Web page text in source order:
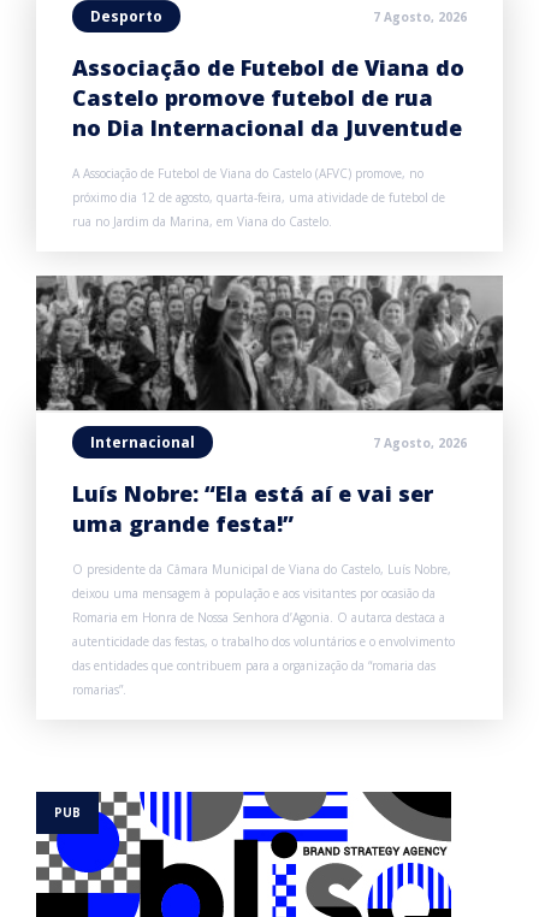
Desporto 7 Agosto, 2026
Associação de Futebol de Viana do
Castelo promove futebol de rua
no Dia Internacional da Juventude
A Associação de Futebol de Viana do Castelo (AFVC) promove, no
próximo dia 12 de agosto, quarta-feira, uma atividade de futebol de
rua no Jardim da Marina, em Viana do Castelo.
Internacional 7 Agosto, 2026
Luís Nobre: “Ela está aí e vai ser
uma grande festa!”
O presidente da Câmara Municipal de Viana do Castelo, Luís Nobre,
deixou uma mensagem à população e aos visitantes por ocasião da
Romaria em Honra de Nossa Senhora d’Agonia. O autarca destaca a
autenticidade das festas, o trabalho dos voluntários e o envolvimento
das entidades que contribuem para a organização da “romaria das
romarias”.